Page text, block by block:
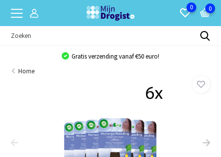
0 0
Gratis verzending vanaf €50 euro!
Home